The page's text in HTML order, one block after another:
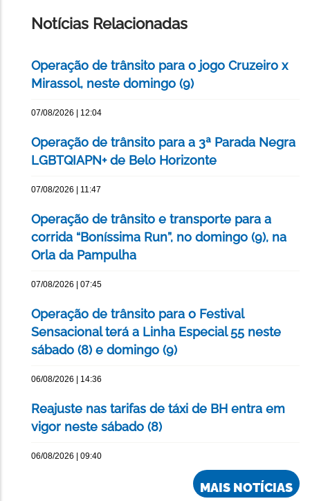
Notícias Relacionadas
Operação de trânsito para o jogo Cruzeiro x
Mirassol, neste domingo (9)
07/08/2026 | 12:04
Operação de trânsito para a 3ª Parada Negra
LGBTQIAPN+ de Belo Horizonte
07/08/2026 | 11:47
Operação de trânsito e transporte para a
corrida “Boníssima Run”, no domingo (9), na
Orla da Pampulha
07/08/2026 | 07:45
Operação de trânsito para o Festival
Sensacional terá a Linha Especial 55 neste
sábado (8) e domingo (9)
06/08/2026 | 14:36
Reajuste nas tarifas de táxi de BH entra em
vigor neste sábado (8)
06/08/2026 | 09:40
MAIS NOTÍCIAS